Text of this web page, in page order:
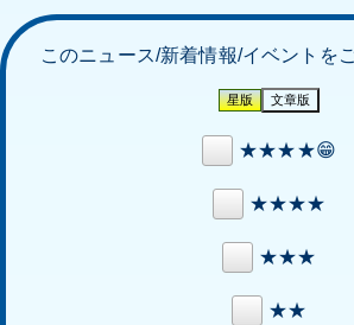
このニュース/新着情報/イベントを
★★★★😁
★★★★
★★★
★★